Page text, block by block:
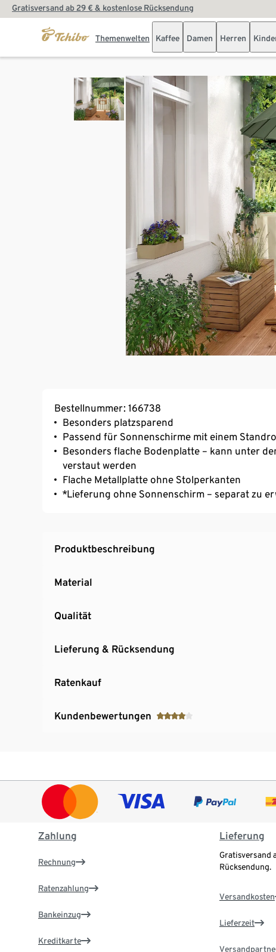
Gratisversand ab 29 € & kostenlose Rücksendung
Themenwelten Kaffee Damen Herren
Bestellnummer: 166738
Besonders platzsparend
Passend für Sonnenschirme mit einem
Besonders flache Bodenplatte – kann unter
verstaut werden
Flache Metallplatte ohne Stolperkanten
*Lieferung ohne Sonnenschirm – separat zu
Produktbeschreibung
Material
Qualität
Lieferung & Rücksendung
Ratenkauf
Kundenbewertungen
Zahlung
Rechnung
Ratenzahlung
Bankeinzug
Kreditkarte
Lieferung
Gratisversand
Rücksendung.
Versandkosten
Lieferzeit